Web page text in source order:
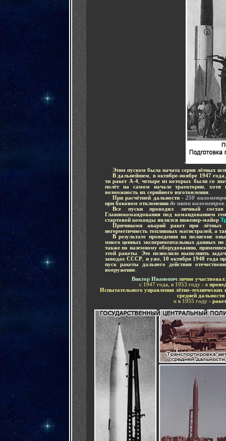
-
Этим пуском была начата серия лётных
В дальнейшем в октябре-ноябре 1947 года
ти ракет А-4, четыре из которых были со
полёт на самом начале траектории ,хотя
возможность их серийного изготовления
При расчётной дальности -250
при боковом отклонении до пяти километров
Все пуски проводил личный состав
Главнокомандования под командованием
стартовой команды являлся инженер-майор
Причинами аварий ракетпри лётных
негерметичность топливных магистралей а
В результате проведения на полигоне
много ценных экспериментальных данных
также по наземному оборудованию
этой ракеты.
Это позволило выполнить
заводах СССР
и уже, 10 октября 1948 года
пуск ракеты дальнего действия
вооружение
Виктор Ивановичлично участвовал
с 1947 года, в 1953 году - в
Испытательного управления лётно-
средней
и в 1955 году -